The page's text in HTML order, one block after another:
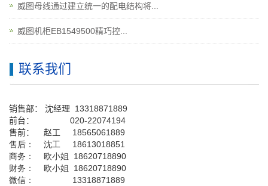
威图母线通过建立统一的配电结构将...
威图机柜EB1549500精巧控...
联系我们
销售部： 沈经理 13318871889
前台： 020-22074194
售前： 赵工 18565061889
售后： 沈工 18613018851
商务： 欧小姐 18620718890
财务： 欧小姐 18620718890
微信： 13318871889